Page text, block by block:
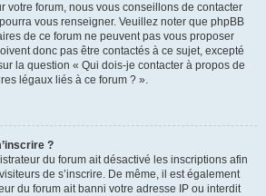
votre forum, nous vous conseillons de contacter
vous renseigner. Veuillez noter que phpBB
de ce forum ne peuvent pas vous proposer
donc pas être contactés à ce sujet, excepté
la question « Qui dois-je contacter à propos de
légaux liés à ce forum ? ».
?
du forum ait désactivé les inscriptions afin
de s’inscrire. De même, il est également
du forum ait banni votre adresse IP ou interdit